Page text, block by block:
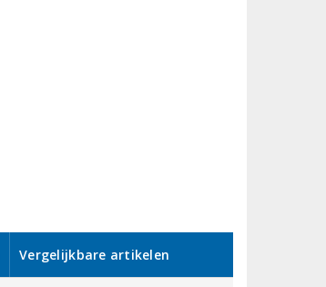
Vergelijkbare artikelen